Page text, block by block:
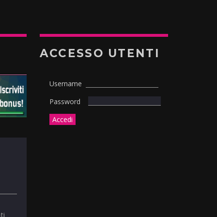
ACCESSO UTENTI
Username
Password